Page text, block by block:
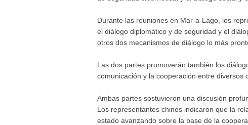
Durante las reuniones en Mar-a-Lago, los
el diálogo diplomático y de seguridad y el
otros dos mecanismos de diálogo lo más
Las dos partes promoverán también los
comunicación y la cooperación entre diversos
Ambas partes sostuvieron una discusión
Los representantes chinos indicaron que la
estado avanzando sobre la base de la